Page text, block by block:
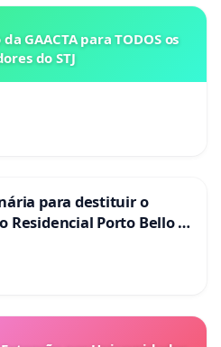
GAACTA para TODOS os
do STJ
para destituir o
Residencial Porto Bello -